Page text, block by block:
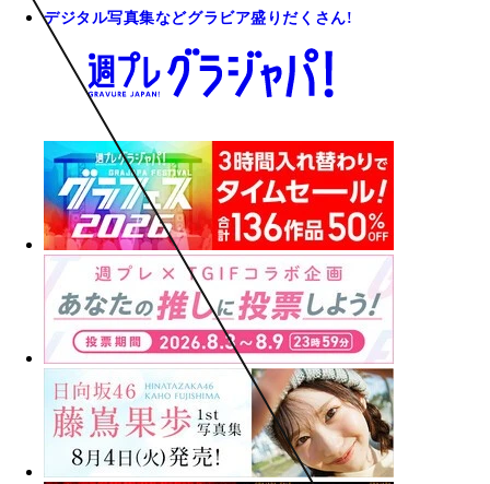
デジタル写真集などグラビア盛りだくさん!